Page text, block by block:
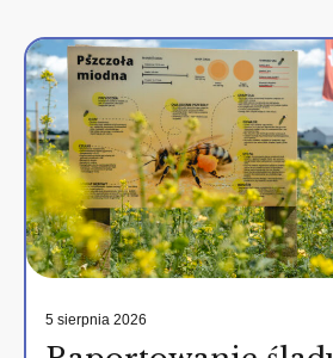
5 sierpnia 2026